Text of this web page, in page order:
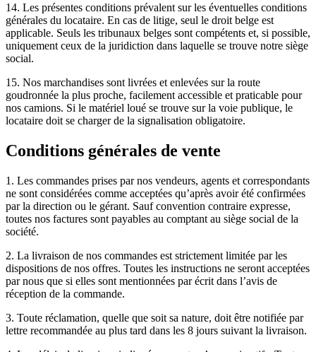
14. Les présentes conditions prévalent sur les éventuelles conditions
générales du locataire. En cas de litige, seul le droit belge est
applicable. Seuls les tribunaux belges sont compétents et, si possible,
uniquement ceux de la juridiction dans laquelle se trouve notre siège
social.
15. Nos marchandises sont livrées et enlevées sur la route
goudronnée la plus proche, facilement accessible et praticable pour
nos camions. Si le matériel loué se trouve sur la voie publique, le
locataire doit se charger de la signalisation obligatoire.
Conditions générales de vente
1. Les commandes prises par nos vendeurs, agents et correspondants
ne sont considérées comme acceptées qu’après avoir été confirmées
par la direction ou le gérant. Sauf convention contraire expresse,
toutes nos factures sont payables au comptant au siège social de la
société.
2. La livraison de nos commandes est strictement limitée par les
dispositions de nos offres. Toutes les instructions ne seront acceptées
par nous que si elles sont mentionnées par écrit dans l’avis de
réception de la commande.
3. Toute réclamation, quelle que soit sa nature, doit être notifiée par
lettre recommandée au plus tard dans les 8 jours suivant la livraison.